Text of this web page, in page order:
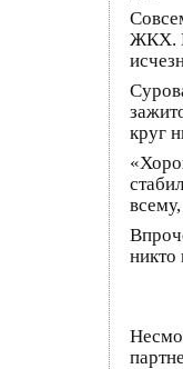
ЖКХ.
круг
никто